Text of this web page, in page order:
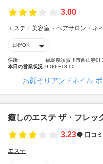
3.00
エステ 美容室・ヘアサロン ネ
日祝OK
住所
福島県須賀川市西山寺町
本日の営業状況 9:00〜18:00
お顔そりアンドネイル
癒しのエステ ザ・フレッ
3.23
口コミ
エステ